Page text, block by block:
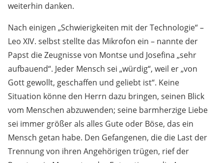
weiterhin danken.
Nach einigen „Schwierigkeiten mit der Technologie“ –
Leo XIV. selbst stellte das Mikrofon ein – nannte der
Papst die Zeugnisse von Montse und Josefina „sehr
aufbauend“. Jeder Mensch sei „würdig“, weil er „von
Gott gewollt, geschaffen und geliebt ist“. Keine
Situation könne den Herrn dazu bringen, seinen Blick
vom Menschen abzuwenden; seine barmherzige Liebe
sei immer größer als alles Gute oder Böse, das ein
Mensch getan habe. Den Gefangenen, die die Last der
Trennung von ihren Angehörigen trügen, rief der